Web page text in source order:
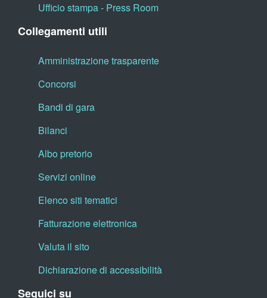
Ufficio stampa - Press Room
Collegamenti utili
Amministrazione trasparente
Concorsi
Bandi di gara
Bilanci
Albo pretorio
Servizi online
Elenco siti tematici
Fatturazione elettronica
Valuta il sito
Dichiarazione di accessibilità
Seguici su